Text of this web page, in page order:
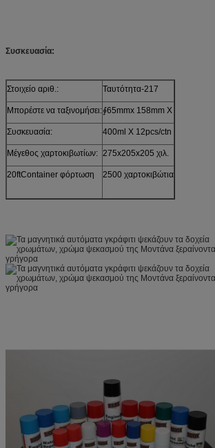
Συσκευασία:
Στοιχείο αριθ.: Ταυτότητα-217
Μπορέστε να ταξινομήσει:∮65mmx 158mm Χ
Συσκευασία: 400ml Χ 12pcs/ctn
Μέγεθος χαρτοκιβωτίων: 275x205x205 χιλ.
20ftContainer φόρτωση 2500 χαρτοκιβώτια